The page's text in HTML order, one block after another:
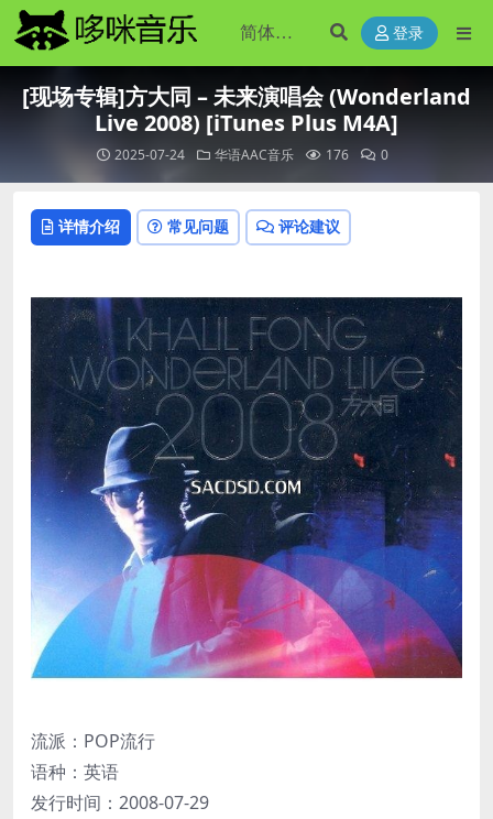
登录
[现场专辑]方大同 – 未来演唱会 (Wonderland
Live 2008) [iTunes Plus M4A]
2025-07-24 华语AAC音乐 176 0
详情介绍 常见问题 评论建议
流派：POP流行
语种：英语
发行时间：2008-07-29